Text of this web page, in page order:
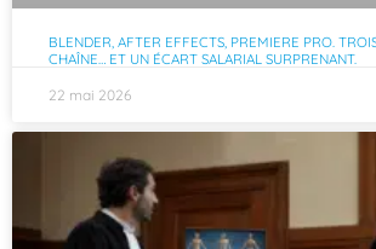
BLENDER, AFTER EFFECTS, PREMIERE PRO.
CHAÎNE… ET UN ÉCART SALARIAL SURPRENANT.
22 mai 2026